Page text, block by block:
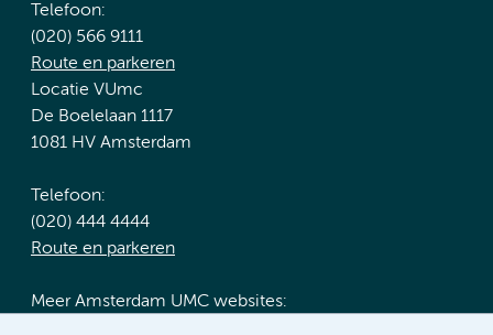
Telefoon:
(020) 566 9111
Route en parkeren
Locatie VUmc
De Boelelaan 1117
1081 HV Amsterdam
Telefoon:
(020) 444 4444
Route en parkeren
Meer Amsterdam UMC websites: